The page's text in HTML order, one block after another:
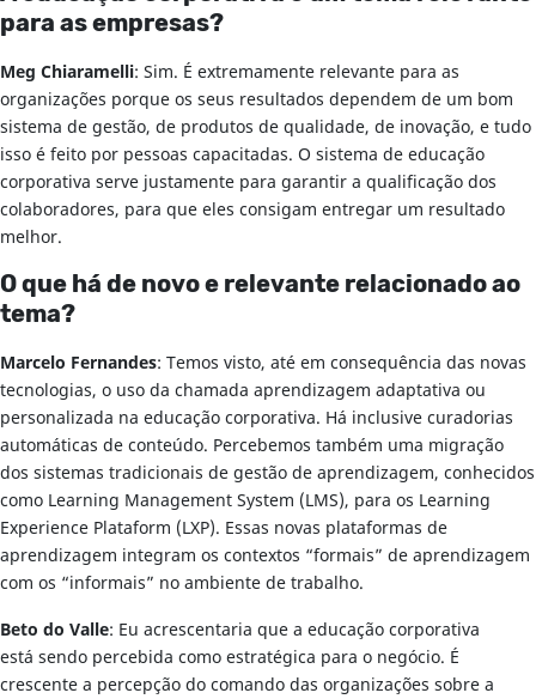
para as empresas?
Meg Chiaramelli: Sim. É extremamente relevante para as
organizações porque os seus resultados dependem de um bom
sistema de gestão, de produtos de qualidade, de inovação, e tudo
isso é feito por pessoas capacitadas. O sistema de educação
corporativa serve justamente para garantir a qualificação dos
colaboradores, para que eles consigam entregar um resultado
melhor.
O que há de novo e relevante relacionado ao
tema?
Marcelo Fernandes: Temos visto, até em consequência das novas
tecnologias, o uso da chamada aprendizagem adaptativa ou
personalizada na educação corporativa. Há inclusive curadorias
automáticas de conteúdo. Percebemos também uma migração
dos sistemas tradicionais de gestão de aprendizagem, conhecidos
como Learning Management System (LMS), para os Learning
Experience Plataform (LXP). Essas novas plataformas de
aprendizagem integram os contextos “formais” de aprendizagem
com os “informais” no ambiente de trabalho.
Beto do Valle: Eu acrescentaria que a educação corporativa
está sendo percebida como estratégica para o negócio. É
crescente a percepção do comando das organizações sobre a